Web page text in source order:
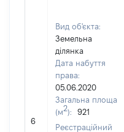
6
Вид об'єкта:
Земельна
ділянка
Дата набуття
права:
05.06.2020
Загальна площа
(м2):
921
Реєстраційний